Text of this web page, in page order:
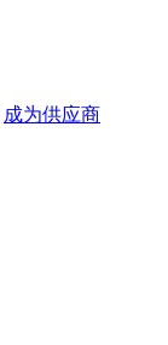
成为供应商